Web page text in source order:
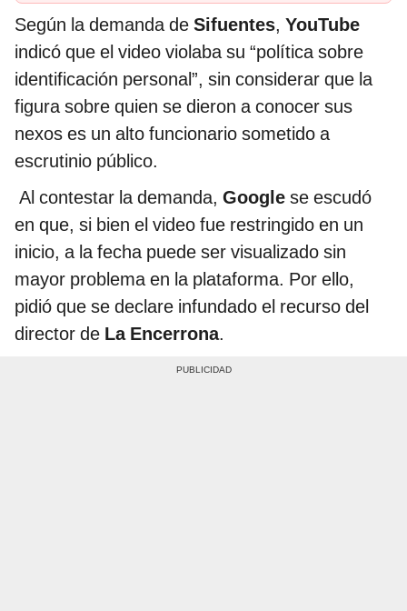
Según la demanda de Sifuentes, YouTube
indicó que el video violaba su “política sobre
identificación personal”, sin considerar que la
figura sobre quien se dieron a conocer sus
nexos es un alto funcionario sometido a
escrutinio público.
Al contestar la demanda, Google se escudó
en que, si bien el video fue restringido en un
inicio, a la fecha puede ser visualizado sin
mayor problema en la plataforma. Por ello,
pidió que se declare infundado el recurso del
director de La Encerrona.